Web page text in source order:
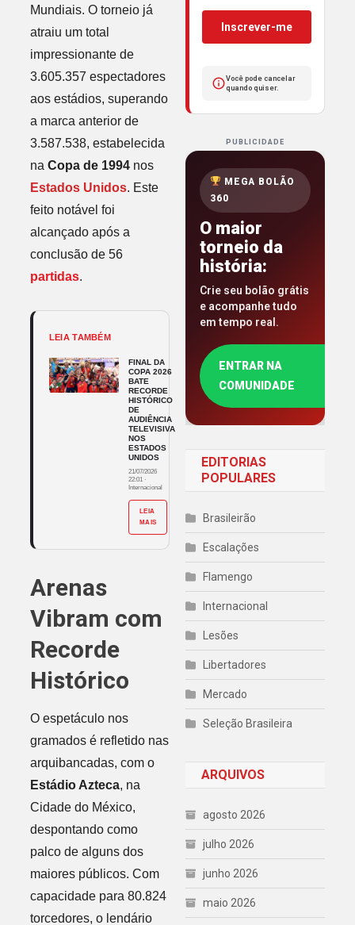
Mundiais. O torneio já
atraiu um total
impressionante de
3.605.357 espectadores
aos estádios, superando
a marca anterior de
3.587.538, estabelecida
na Copa de 1994nos
Estados Unidos. Este
feito notável foi
alcançado após a
conclusão de 56
partidas.
LEIA TAMBÉM
FINAL DA
COPA 2026
BATE
RECORDE
HISTÓRICO
DE
AUDIÊNCIA
TELEVISIVA
NOS
ESTADOS
UNIDOS
21/07/2026
22:01 ·
Internacional
LEIA
MAIS
Arenas
Vibram com
Recorde
Histórico
O espetáculo nos
gramados é refletido nas
arquibancadas, com o
Estádio Azteca, na
Cidade do México,
despontando como
palco de alguns dos
maiores públicos. Com
capacidade para 80.824
torcedores, o lendário
Inscrever-me
Você pode cancelar
quando quiser.
PUBLICIDADE
MEGA BOLÃO
360
O maior
torneio da
história:
Crie seu bolão grátis
e acompanhe tudo
em tempo real.
ENTRAR NA
COMUNIDADE
EDITORIAS
POPULARES
Brasileirão
Escalações
Flamengo
Internacional
Lesões
Libertadores
Mercado
Seleção Brasileira
ARQUIVOS
agosto 2026
julho 2026
junho 2026
maio 2026